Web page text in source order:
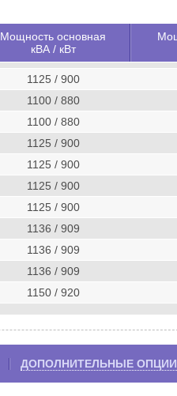
Мощность основная
кВА / кВт
1125 / 900
1100 / 880
1100 / 880
1125 / 900
1125 / 900
1125 / 900
1125 / 900
1136 / 909
1136 / 909
1136 / 909
1150 / 920
ДОПОЛНИТЕЛЬНЫЕ ОПЦИИ